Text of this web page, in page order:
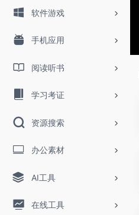
软件游戏
手机应用
阅读听书
学习考证
资源搜索
办公素材
AI工具
在线工具